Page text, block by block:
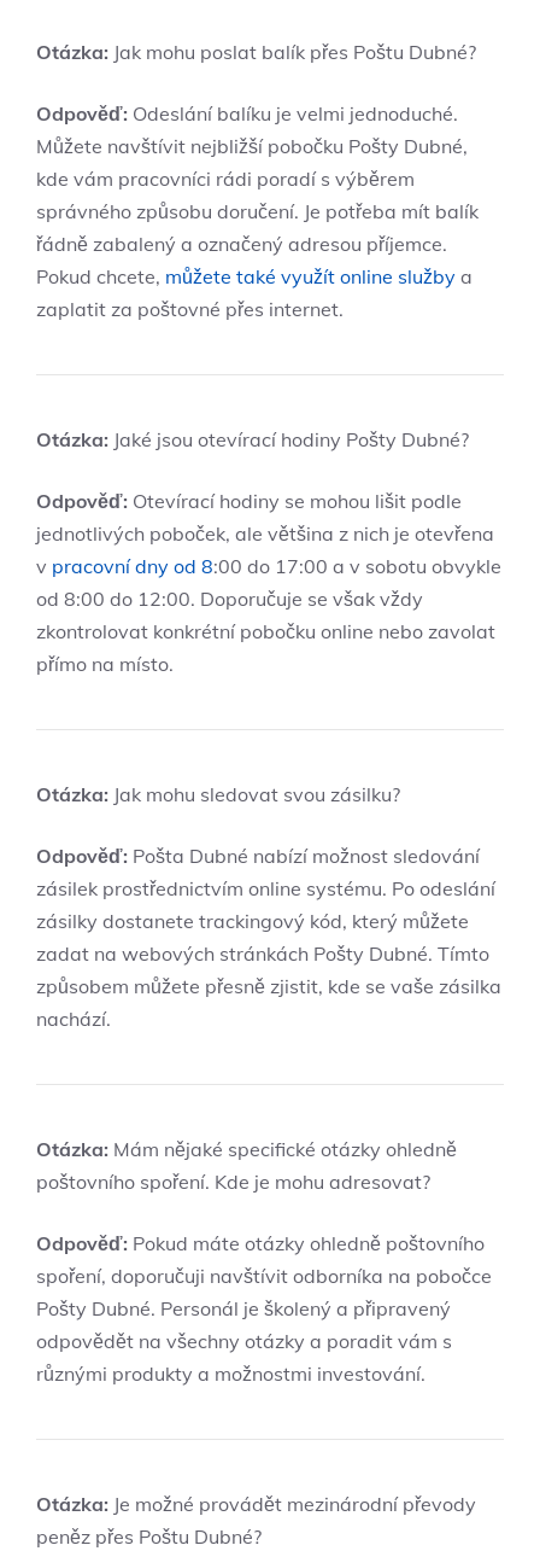
Otázka: Jak mohu poslat balík přes Poštu Dubné?
Odpověď: Odeslání balíku je velmi jednoduché.
Můžete navštívit nejbližší pobočku Pošty Dubné,
kde vám pracovníci rádi poradí s výběrem
správného způsobu doručení. Je potřeba mít balík
řádně zabalený a označený adresou příjemce.
Pokud chcete, můžete také využít online služby a
zaplatit za poštovné přes internet.
Otázka: Jaké jsou otevírací hodiny Pošty Dubné?
Odpověď: Otevírací hodiny se mohou lišit podle
jednotlivých poboček, ale většina z nich je otevřena
v pracovní dny od 8:00 do 17:00 a v sobotu obvykle
od 8:00 do 12:00. Doporučuje se však vždy
zkontrolovat konkrétní pobočku online nebo zavolat
přímo na místo.
Otázka: Jak mohu sledovat svou zásilku?
Odpověď: Pošta Dubné nabízí možnost sledování
zásilek prostřednictvím online systému. Po odeslání
zásilky dostanete trackingový kód, který můžete
zadat na webových stránkách Pošty Dubné. Tímto
způsobem můžete přesně zjistit, kde se vaše zásilka
nachází.
Otázka: Mám nějaké specifické otázky ohledně
poštovního spoření. Kde je mohu adresovat?
Odpověď: Pokud máte otázky ohledně poštovního
spoření, doporučuji navštívit odborníka na pobočce
Pošty Dubné. Personál je školený a připravený
odpovědět na všechny otázky a poradit vám s
různými produkty a možnostmi investování.
Otázka: Je možné provádět mezinárodní převody
peněz přes Poštu Dubné?